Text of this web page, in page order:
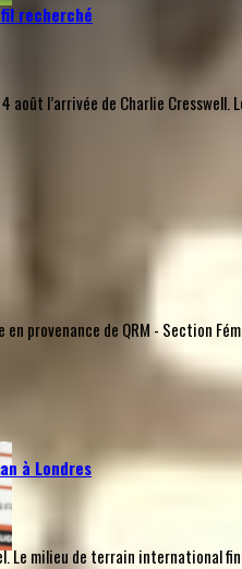
recherché
août l’arrivée de Charlie
provenance de QRM - Section
à Londres
Le milieu de terrain international